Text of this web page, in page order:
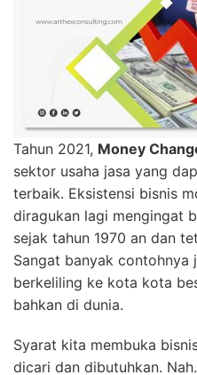
Tahun 2021, Money
sektor usaha jasa yang
terbaik. Eksistensi bisnis
diragukan lagi mengingat
sejak tahun 1970 an dan
Sangat banyak contohnya
berkeliling ke kota kota
bahkan di dunia.
Syarat kita membuka
dicari dan dibutuhkan.